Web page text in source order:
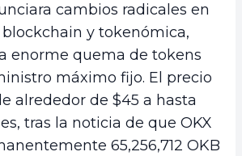
cambios radicales en
y tokenómica,
enorme quema de tokens
máximo fijo. El precio
alrededor de $45 a hasta
tras la noticia de que OKX
65,256,712 OKB